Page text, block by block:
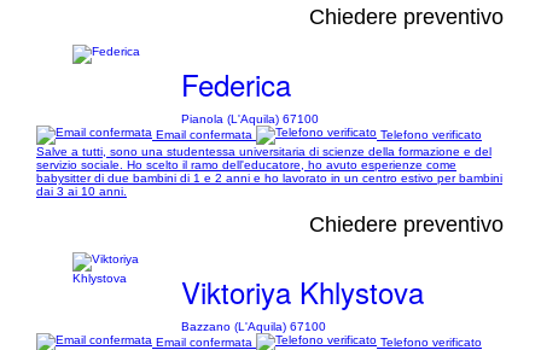
Chiedere preventivo
Federica
Pianola (L'Aquila) 67100
Email confermata
Telefono verificato
Salve a tutti, sono una studentessa universitaria di scienze della formazione e del
servizio sociale. Ho scelto il ramo dell'educatore, ho avuto esperienze come
babysitter di due bambini di 1 e 2 anni e ho lavorato in un centro estivo per bambini
dai 3 ai 10 anni.
Chiedere preventivo
Viktoriya Khlystova
Bazzano (L'Aquila) 67100
Email confermata
Telefono verificato